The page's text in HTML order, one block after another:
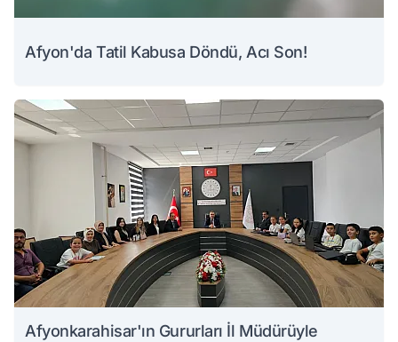
Afyon'da Tatil Kabusa Döndü, Acı Son!
Afyonkarahisar'ın Gururları İl Müdürüyle